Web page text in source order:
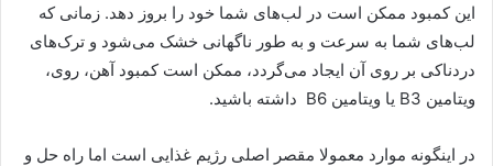
این کمبود ممکن است در لب‌های شما خود را بروز دهد. زمانی که
لب‌های شما به سرعت و به طور ناگهانی خشک می‌شود و ترک‌های
دردناکی بر روی آن ایجاد می‌گردد، ممکن است کمبود آهن، روی،
ویتامین B3 یا ویتامین B6 داشته باشید.
در اینگونه موارد معمولا مقصر اصلی رژیم غذایی است اما راه حل و